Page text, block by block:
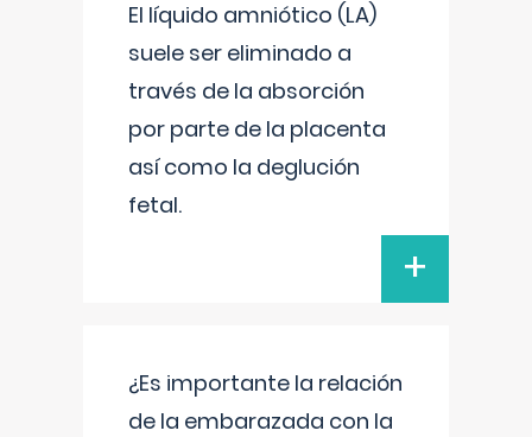
El líquido amniótico (LA)
suele ser eliminado a
través de la absorción
por parte de la placenta
así como la deglución
fetal.
+
¿Es importante la relación
de la embarazada con la